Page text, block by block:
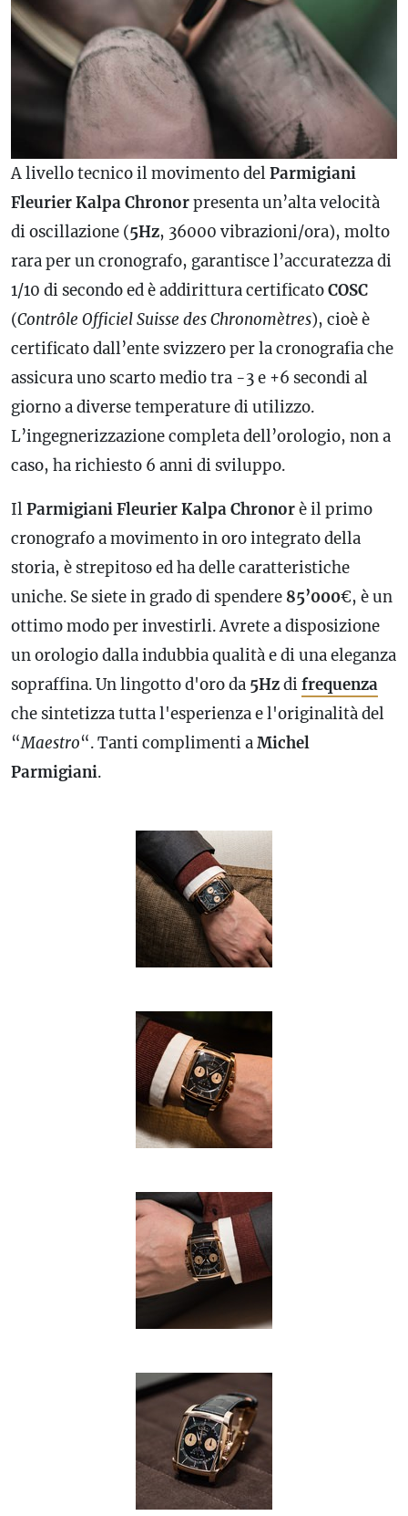
A livello tecnico il movimento delParmigiani
Fleurier Kalpa Chronorpresenta un’alta velocità
di oscillazione (5Hz, 36000 vibrazioni/ora), molto
rara per uncronografo, garantisce l’accuratezza di
1/10 di secondo ed è addirittura certificatoCOSC
(Contrôle Officiel Suisse des Chronomètres), cioè è
certificato dall’ente svizzero per la cronografia che
assicura uno scarto medio tra -3 e +6 secondi al
giorno a diverse temperature di utilizzo.
L’ingegnerizzazione completa dell’orologio, non a
caso, ha richiesto 6 anni di sviluppo.
IlParmigiani Fleurier Kalpa Chronorè il primo
cronografoa movimento in oro integrato della
storia, è strepitoso ed ha delle caratteristiche
uniche. Se siete in grado di spendere 85’000€, è un
ottimo modo per investirli. Avrete a disposizione
un orologio dalla indubbia qualità e di una eleganza
sopraffina. Un lingotto d'oro da 5Hzdifrequenza
che sintetizza tutta l'esperienza e l'originalità del
“Maestro“. Tanti complimenti aMichel
Parmigiani.